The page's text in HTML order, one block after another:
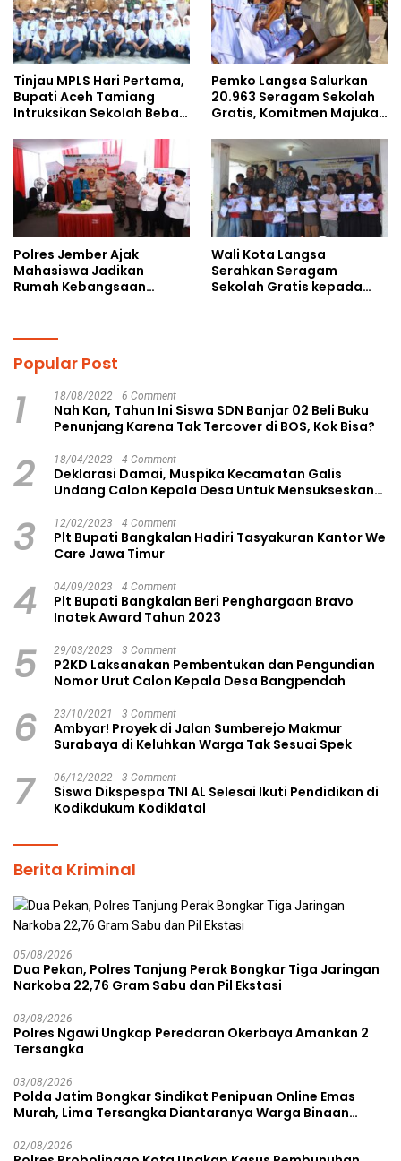
Tinjau MPLS Hari Pertama,
Bupati Aceh Tamiang
Intruksikan Sekolah Bebas
Pemko Langsa Salurkan
20.963 Seragam Sekolah
Gratis, Komitmen Majukan
Polres Jember Ajak
Mahasiswa Jadikan
Rumah Kebangsaan
Wali Kota Langsa
Serahkan Seragam
Sekolah Gratis kepada
Popular Post
1 18/08/2022 6 Comment
Nah Kan, Tahun Ini Siswa SDN Banjar 02 Beli Buku
Penunjang Karena Tak Tercover di BOS, Kok Bisa?
2 18/04/2023 4 Comment
Deklarasi Damai, Muspika Kecamatan Galis
Undang Calon Kepala Desa Untuk Mensukseskan
3 12/02/2023 4 Comment
Plt Bupati Bangkalan Hadiri Tasyakuran Kantor We
Care Jawa Timur
4 04/09/2023 4 Comment
Plt Bupati Bangkalan Beri Penghargaan Bravo
Inotek Award Tahun 2023
5 29/03/2023 3 Comment
P2KD Laksanakan Pembentukan dan Pengundian
Nomor Urut Calon Kepala Desa Bangpendah
6 23/10/2021 3 Comment
Ambyar! Proyek di Jalan Sumberejo Makmur
Surabaya di Keluhkan Warga Tak Sesuai Spek
7 06/12/2022 3 Comment
Siswa Dikspespa TNI AL Selesai Ikuti Pendidikan di
Kodikdukum Kodiklatal
Berita Kriminal
05/08/2026
Dua Pekan, Polres Tanjung Perak Bongkar Tiga Jaringan
Narkoba 22,76 Gram Sabu dan Pil Ekstasi
03/08/2026
Polres Ngawi Ungkap Peredaran Okerbaya Amankan 2
Tersangka
03/08/2026
Polda Jatim Bongkar Sindikat Penipuan Online Emas
Murah, Lima Tersangka Diantaranya Warga Binaan
02/08/2026